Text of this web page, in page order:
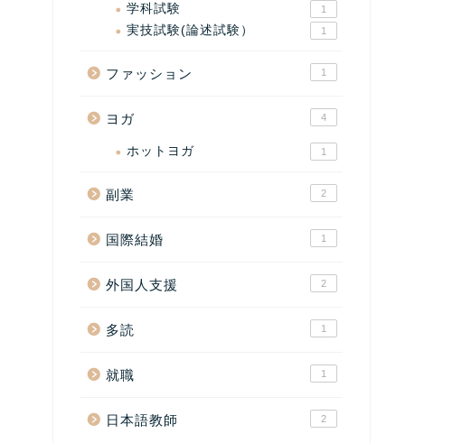
学科試験 1
実技試験(論述試験） 1
ファッション 1
ヨガ 4
ホットヨガ 1
副業 2
国際結婚 1
外国人支援 2
多読 1
就職 1
日本語教師 2